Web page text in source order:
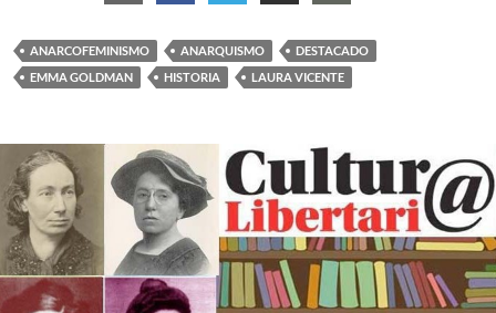
ANARCOFEMINISMO ANARQUISMO
DESTACADO
EMMA GOLDMAN
HISTORIA LAURA VICENTE